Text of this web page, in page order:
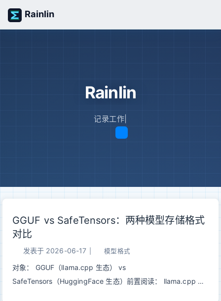
Rainlin
Rainlin
记录工作日常
GGUF vs SafeTensors：两种模型存储格式
对比
发表于 2026-06-17 模型格式
对象： GGUF（llama.cpp 生态） vs
SafeTensors（HuggingFace 生态）前置阅读： llama.cpp 量